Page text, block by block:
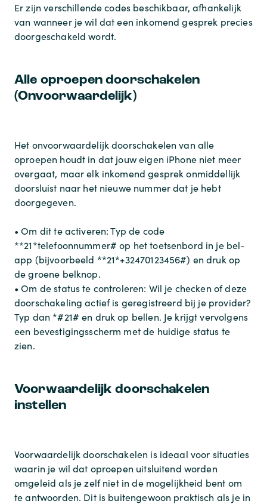
Er zijn verschillende codes beschikbaar, afhankelijk
van wanneer je wil dat een inkomend gesprek precies
doorgeschakeld wordt.
Alle oproepen doorschakelen
(Onvoorwaardelijk)
Het onvoorwaardelijk doorschakelen van alle
oproepen houdt in dat jouw eigen iPhone niet meer
overgaat, maar elk inkomend gesprek onmiddellijk
doorsluist naar het nieuwe nummer dat je hebt
doorgegeven.
• Om dit te activeren: Typ de code
**21*telefoonnummer# op het toetsenbord in je bel-
app (bijvoorbeeld **21*+32470123456#) en druk op
de groene belknop.
• Om de status te controleren: Wil je checken of deze
doorschakeling actief is geregistreerd bij je provider?
Typ dan *#21# en druk op bellen. Je krijgt vervolgens
een bevestigingsscherm met de huidige status te
zien.
Voorwaardelijk doorschakelen
instellen
Voorwaardelijk doorschakelen is ideaal voor situaties
waarin je wil dat oproepen uitsluitend worden
omgeleid als je zelf niet in de mogelijkheid bent om
te antwoorden. Dit is buitengewoon praktisch als je in